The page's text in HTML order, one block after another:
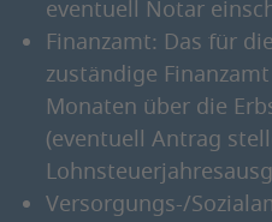
eventuell Notar
Finanzamt: Das für
zuständige
Monaten über die
(eventuell Antrag
Versorgungs-/